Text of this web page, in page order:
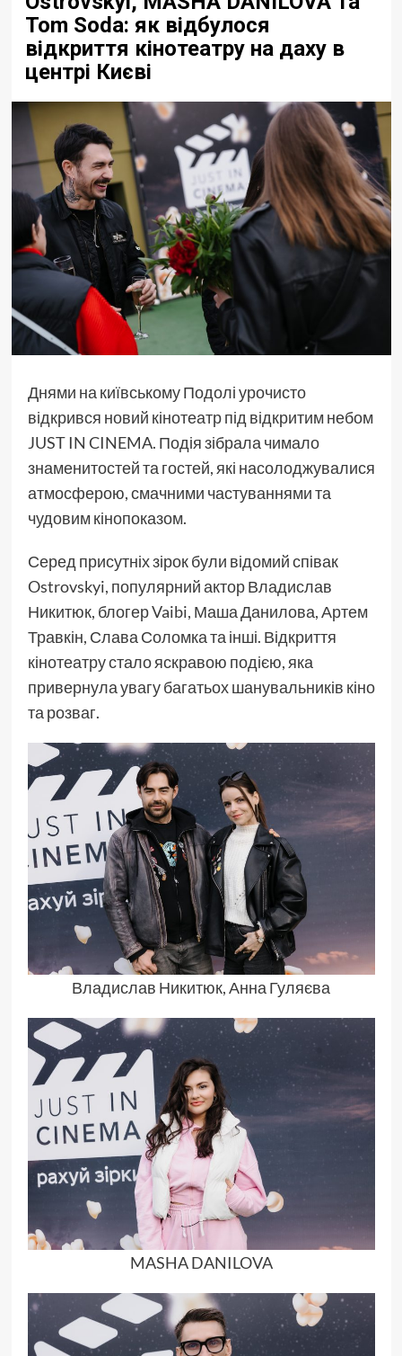
Tom Soda: як відбулося
відкриття кінотеатру на даху в
центрі Києві
Днями на київському Подолі урочисто
відкрився новий кінотеатр під відкритим небом
JUST IN CINEMA. Подія зібрала чимало
знаменитостей та гостей, які насолоджувалися
атмосферою, смачними частуваннями та
чудовим кінопоказом.
Серед присутніх зірок були відомий співак
Ostrovskyi, популярний актор Владислав
Никитюк, блогер Vaibi, Маша Данилова, Артем
Травкін, Слава Соломка та інші. Відкриття
кінотеатру стало яскравою подією, яка
привернула увагу багатьох шанувальників кіно
та розваг.
Владислав Никитюк, Анна Гуляєва
MASHA DANILOVA